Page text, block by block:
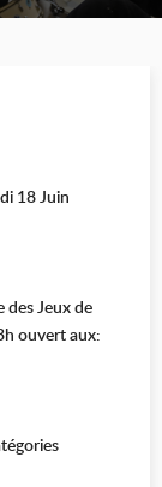
18 Juin
des Jeux de
ouvert aux: